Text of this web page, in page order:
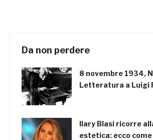
Da non perdere
8 novembre 1934,
Letteratura a Luigi
Ilary Blasi ricorre
estetica: ecco